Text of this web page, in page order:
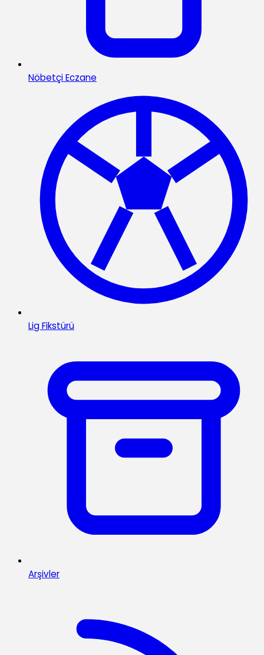
Nöbetçi Eczane
Lig Fikstürü
Arşivler